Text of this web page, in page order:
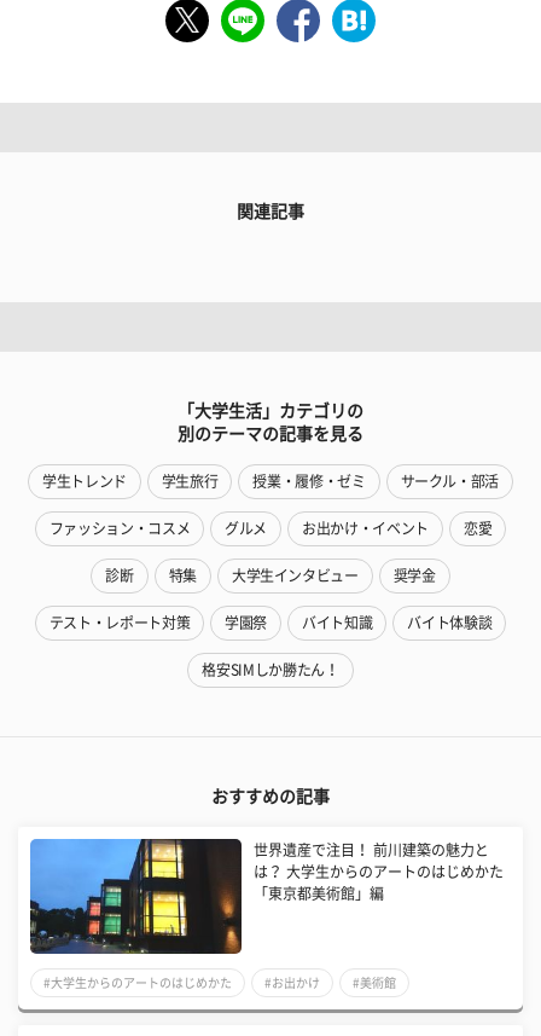
関連記事
「大学生活」カテゴリの
別のテーマの記事を見る
学生トレンド 学生旅行 授業・履修・ゼミ サークル・部活
ファッション・コスメ グルメ お出かけ・イベント 恋愛
診断 特集 大学生インタビュー 奨学金
テスト・レポート対策 学園祭 バイト知識 バイト体験談
格安SIMしか勝たん！
おすすめの記事
世界遺産で注目！ 前川建築の魅力と
は？ 大学生からのアートのはじめかた
「東京都美術館」編
#大学生からのアートのはじめかた #お出かけ #美術館